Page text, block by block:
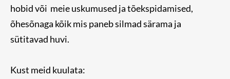
hobid või meie uskumused ja tõekspidamised,
õhesõnaga kõik mis paneb silmad särama ja
sütitavad huvi.
Kust meid kuulata: